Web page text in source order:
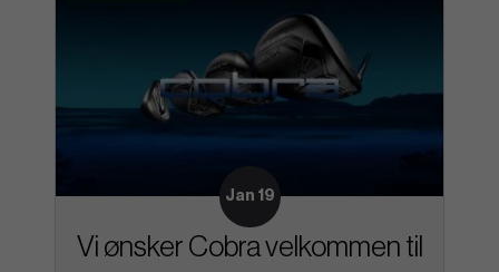
Jan 19
Vi ønsker Cobra velkommen til